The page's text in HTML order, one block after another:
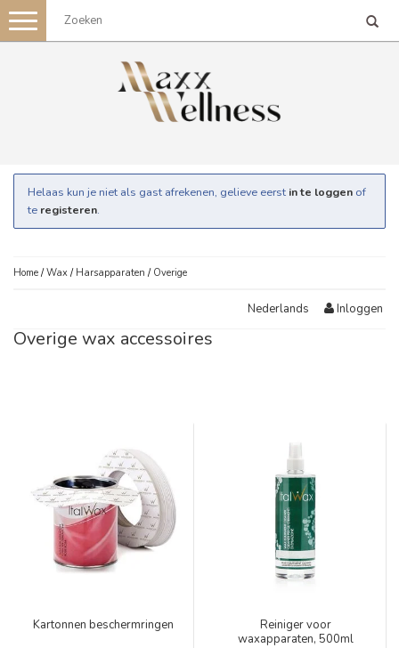
Toggle
navigation
Helaas kun je niet als gast afrekenen, gelieve eerst in te loggen of
te registeren.
Home /Wax / Harsapparaten / Overige
Nederlands Inloggen
Overige wax accessoires
Kartonnen beschermringen
Reiniger voor
waxapparaten, 500ml